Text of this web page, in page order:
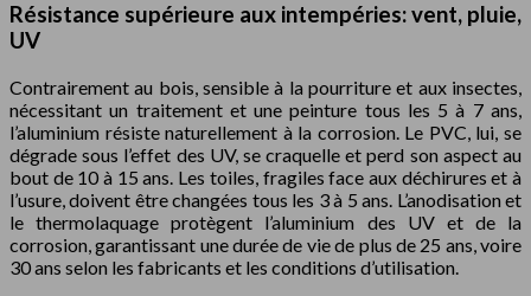
Résistance supérieure aux intempéries: vent, pluie,
UV
Contrairement au bois, sensible à la pourriture et aux insectes,
nécessitant un traitement et une peinture tous les 5 à 7 ans,
l’aluminium résiste naturellement à la corrosion. Le PVC, lui, se
dégrade sous l’effet des UV, se craquelle et perd son aspect au
bout de 10 à 15 ans. Les toiles, fragiles face aux déchirures et à
l’usure, doivent être changées tous les 3 à 5 ans. L’anodisation et
le thermolaquage protègent l’aluminium des UV et de la
corrosion, garantissant une durée de vie de plus de 25 ans, voire
30 ans selon les fabricants et les conditions d’utilisation.